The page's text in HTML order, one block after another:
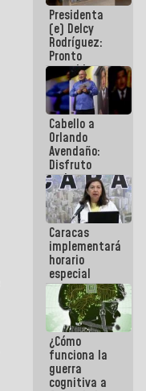
Presidenta
(e) Delcy
Rodríguez:
Pronto
restableceremos
las
operaciones
en el
Aeropuerto
Internacional
de
Maiquetía
Cabello a
Orlando
Avendaño:
Disfruto
cada vez
que escribes
porque lo
que haces
es
embarrarla
Caracas
implementará
horario
especial
para
adaptarse
al plan de
ahorro
energético
¿Cómo
funciona la
guerra
cognitiva a